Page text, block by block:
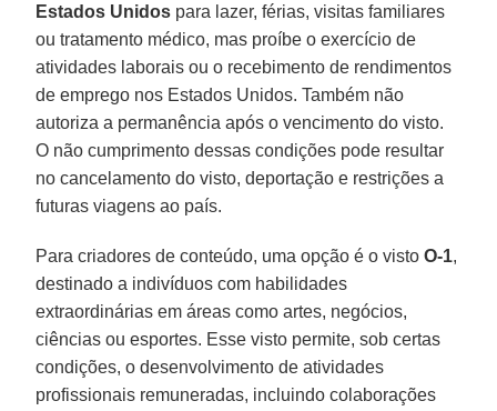
Estados Unidos para lazer, férias, visitas familiares
ou tratamento médico, mas proíbe o exercício de
atividades laborais ou o recebimento de rendimentos
de emprego nos Estados Unidos. Também não
autoriza a permanência após o vencimento do visto.
O não cumprimento dessas condições pode resultar
no cancelamento do visto, deportação e restrições a
futuras viagens ao país.
Para criadores de conteúdo, uma opção é o vistoO-1,
destinado a indivíduos com habilidades
extraordinárias em áreas como artes, negócios,
ciências ou esportes. Esse visto permite, sob certas
condições, o desenvolvimento de atividades
profissionais remuneradas, incluindo colaborações